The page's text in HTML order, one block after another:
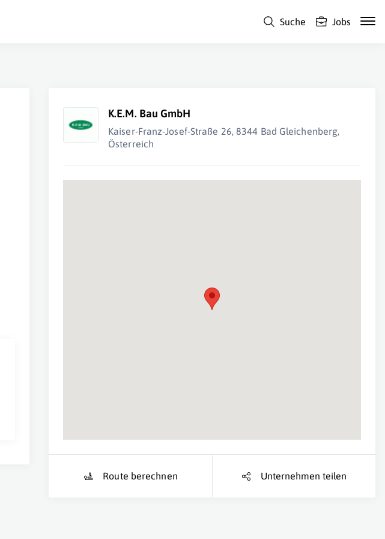
Suche Jobs
K.E.M. Bau GmbH
Kaiser-Franz-Josef-Straße 26, 8344 Bad Gleichenberg,
Österreich
Route berechnen Unternehmen teilen